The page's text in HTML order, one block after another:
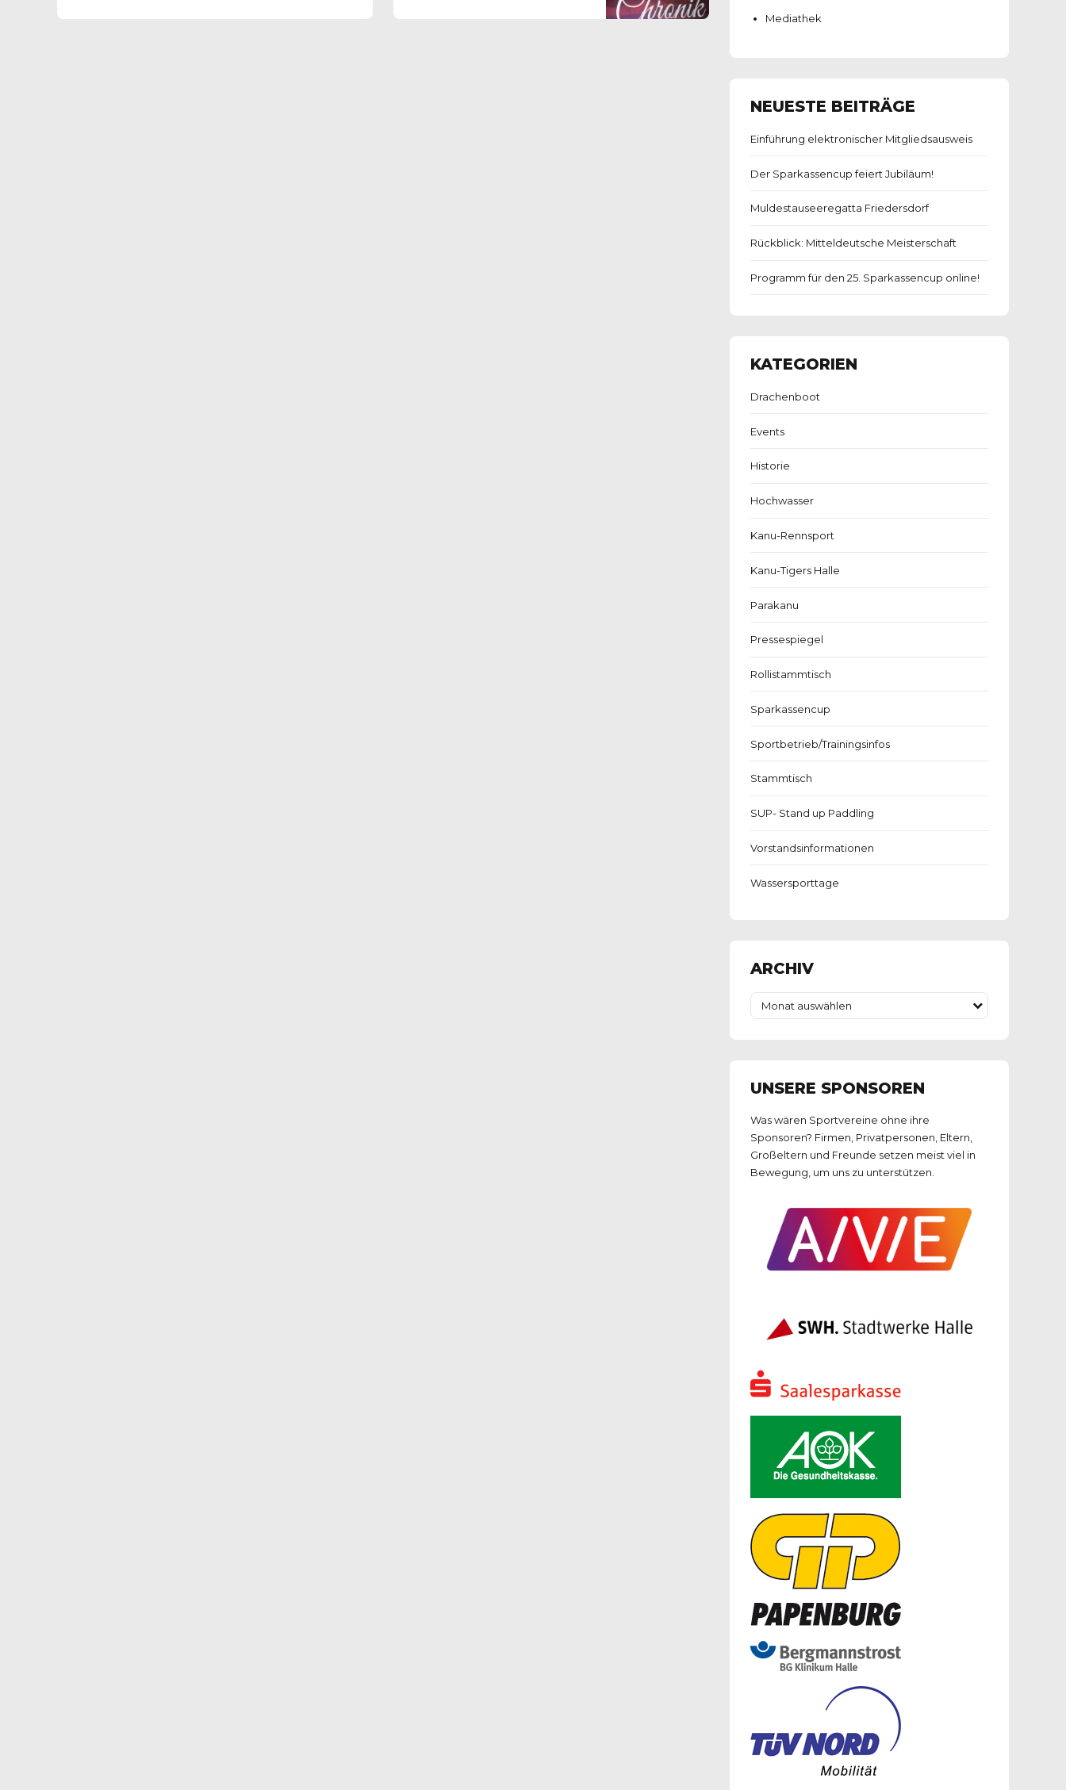
Mediathek
NEUESTE BEITRÄGE
Einführung elektronischer Mitgliedsausweis
Der Sparkassencup feiert Jubiläum!
Muldestauseeregatta Friedersdorf
Rückblick: Mitteldeutsche Meisterschaft
Programm für den 25. Sparkassencup online!
KATEGORIEN
Drachenboot
Events
Historie
Hochwasser
Kanu-Rennsport
Kanu-Tigers Halle
Parakanu
Pressespiegel
Rollistammtisch
Sparkassencup
Sportbetrieb/Trainingsinfos
Stammtisch
SUP- Stand up Paddling
Vorstandsinformationen
Wassersporttage
ARCHIV
Monat auswählen
UNSERE SPONSOREN
Was wären Sportvereine ohne ihre
Sponsoren? Firmen, Privatpersonen, Eltern,
Großeltern und Freunde setzen meist viel in
Bewegung, um uns zu unterstützen.